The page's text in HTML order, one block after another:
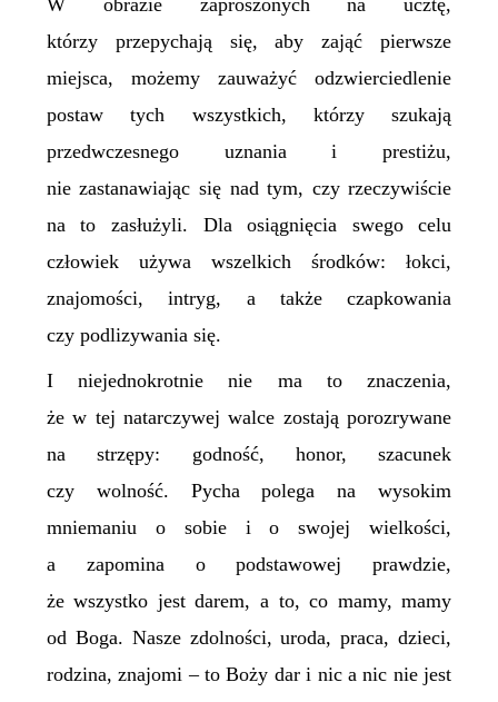
W obrazie zaproszonych na ucztę,
którzy przepychają się, aby zająć pierwsze
miejsca, możemy zauważyć odzwierciedlenie
postaw tych wszystkich, którzy szukają
przedwczesnego uznania i prestiżu,
nie zastanawiając się nad tym, czy rzeczywiście
na to zasłużyli. Dla osiągnięcia swego celu
człowiek używa wszelkich środków: łokci,
znajomości, intryg, a także czapkowania
czy podlizywania się.
I niejednokrotnie nie ma to znaczenia,
że w tej natarczywej walce zostają porozrywane
na strzępy: godność, honor, szacunek
czy wolność. Pycha polega na wysokim
mniemaniu o sobie i o swojej wielkości,
a zapomina o podstawowej prawdzie,
że wszystko jest darem, a to, co mamy, mamy
od Boga. Nasze zdolności, uroda, praca, dzieci,
rodzina, znajomi – to Boży dar i nic a nic nie jest